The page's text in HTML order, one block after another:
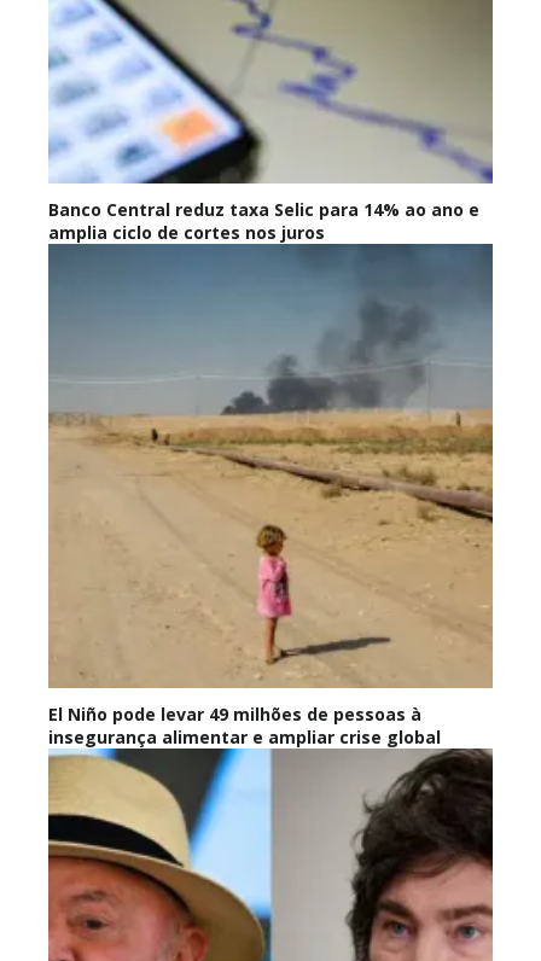
Banco Central reduz taxa Selic para 14% ao ano e
amplia ciclo de cortes nos juros
El Niño pode levar 49 milhões de pessoas à
insegurança alimentar e ampliar crise global